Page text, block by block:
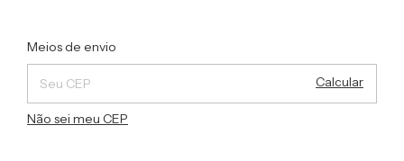
Entregas para o CEP:
Meios de envio
Calcular
Não sei meu CEP